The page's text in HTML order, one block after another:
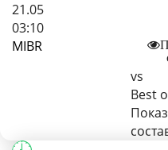
21.05
03:10
MIBR
vs
Best